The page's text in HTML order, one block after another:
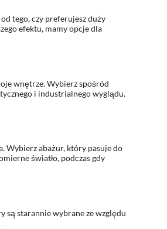
tego, czy preferujesz duży
efektu, mamy opcje dla
wnętrze. Wybierz spośród
i industrialnego wyglądu.
Wybierz abażur, który pasuje do
światło, podczas gdy
są starannie wybrane ze względu